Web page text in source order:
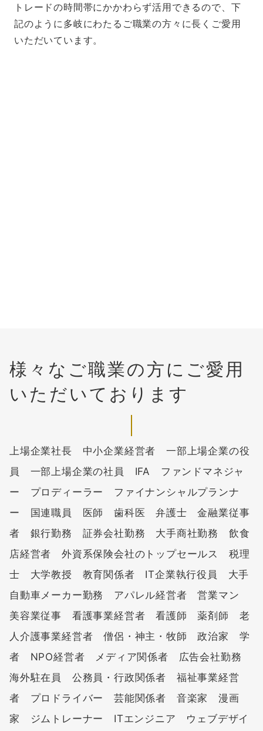
トレードの時間帯にかかわらず活用できるので、下
記のように多岐にわたるご職業の方々に長くご愛用
いただいています。
様々なご職業の方にご愛用
いただいております
上場企業社長 中小企業経営者 一部上場企業の役
員 一部上場企業の社員 IFA ファンドマネジャ
ー プロディーラー ファイナンシャルプランナ
ー 国連職員 医師 歯科医 弁護士 金融業従事
者 銀行勤務 証券会社勤務 大手商社勤務 飲食
店経営者 外資系保険会社のトップセールス 税理
士 大学教授 教育関係者 IT企業執行役員 大手
自動車メーカー勤務 アパレル経営者 営業マン
美容業従事 看護事業経営者 看護師 薬剤師 老
人介護事業経営者 僧侶・神主・牧師 政治家 学
者 NPO経営者 メディア関係者 広告会社勤務
海外駐在員 公務員・行政関係者 福祉事業経営
者 プロドライバー 芸能関係者 音楽家 漫画
家 ジムトレーナー ITエンジニア ウェブデザイ